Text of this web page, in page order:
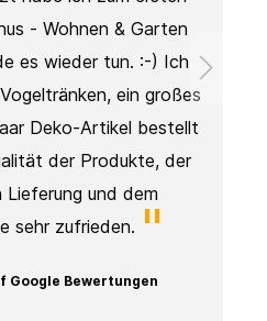
- Wohnen & Garten
es wieder tun. :-) Ich
ein großes
Deko-Artikel bestellt
der Produkte, der
Lieferung und dem
sehr zufrieden.
Google Bewertungen